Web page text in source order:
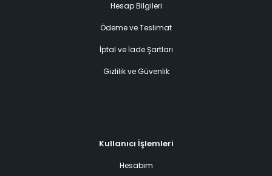
Hesap Bilgileri
Ödeme ve Teslimat
İptal ve İade Şartları
Gizlilik ve Güvenlik
Kullanıcı İşlemleri
Hesabım